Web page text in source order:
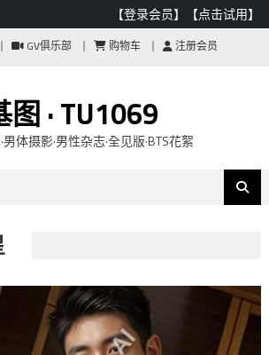
【登录会员】 【点击试用】
GV俱乐部 购物车 注册会员
图 · TU1069
男体摄影·男性杂志·全见版·BTS花絮